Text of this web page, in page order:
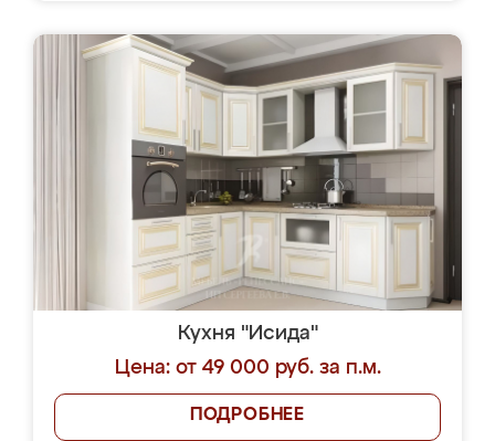
Кухня "Исида"
Цена: от 49 000 руб. за п.м.
ПОДРОБНЕЕ